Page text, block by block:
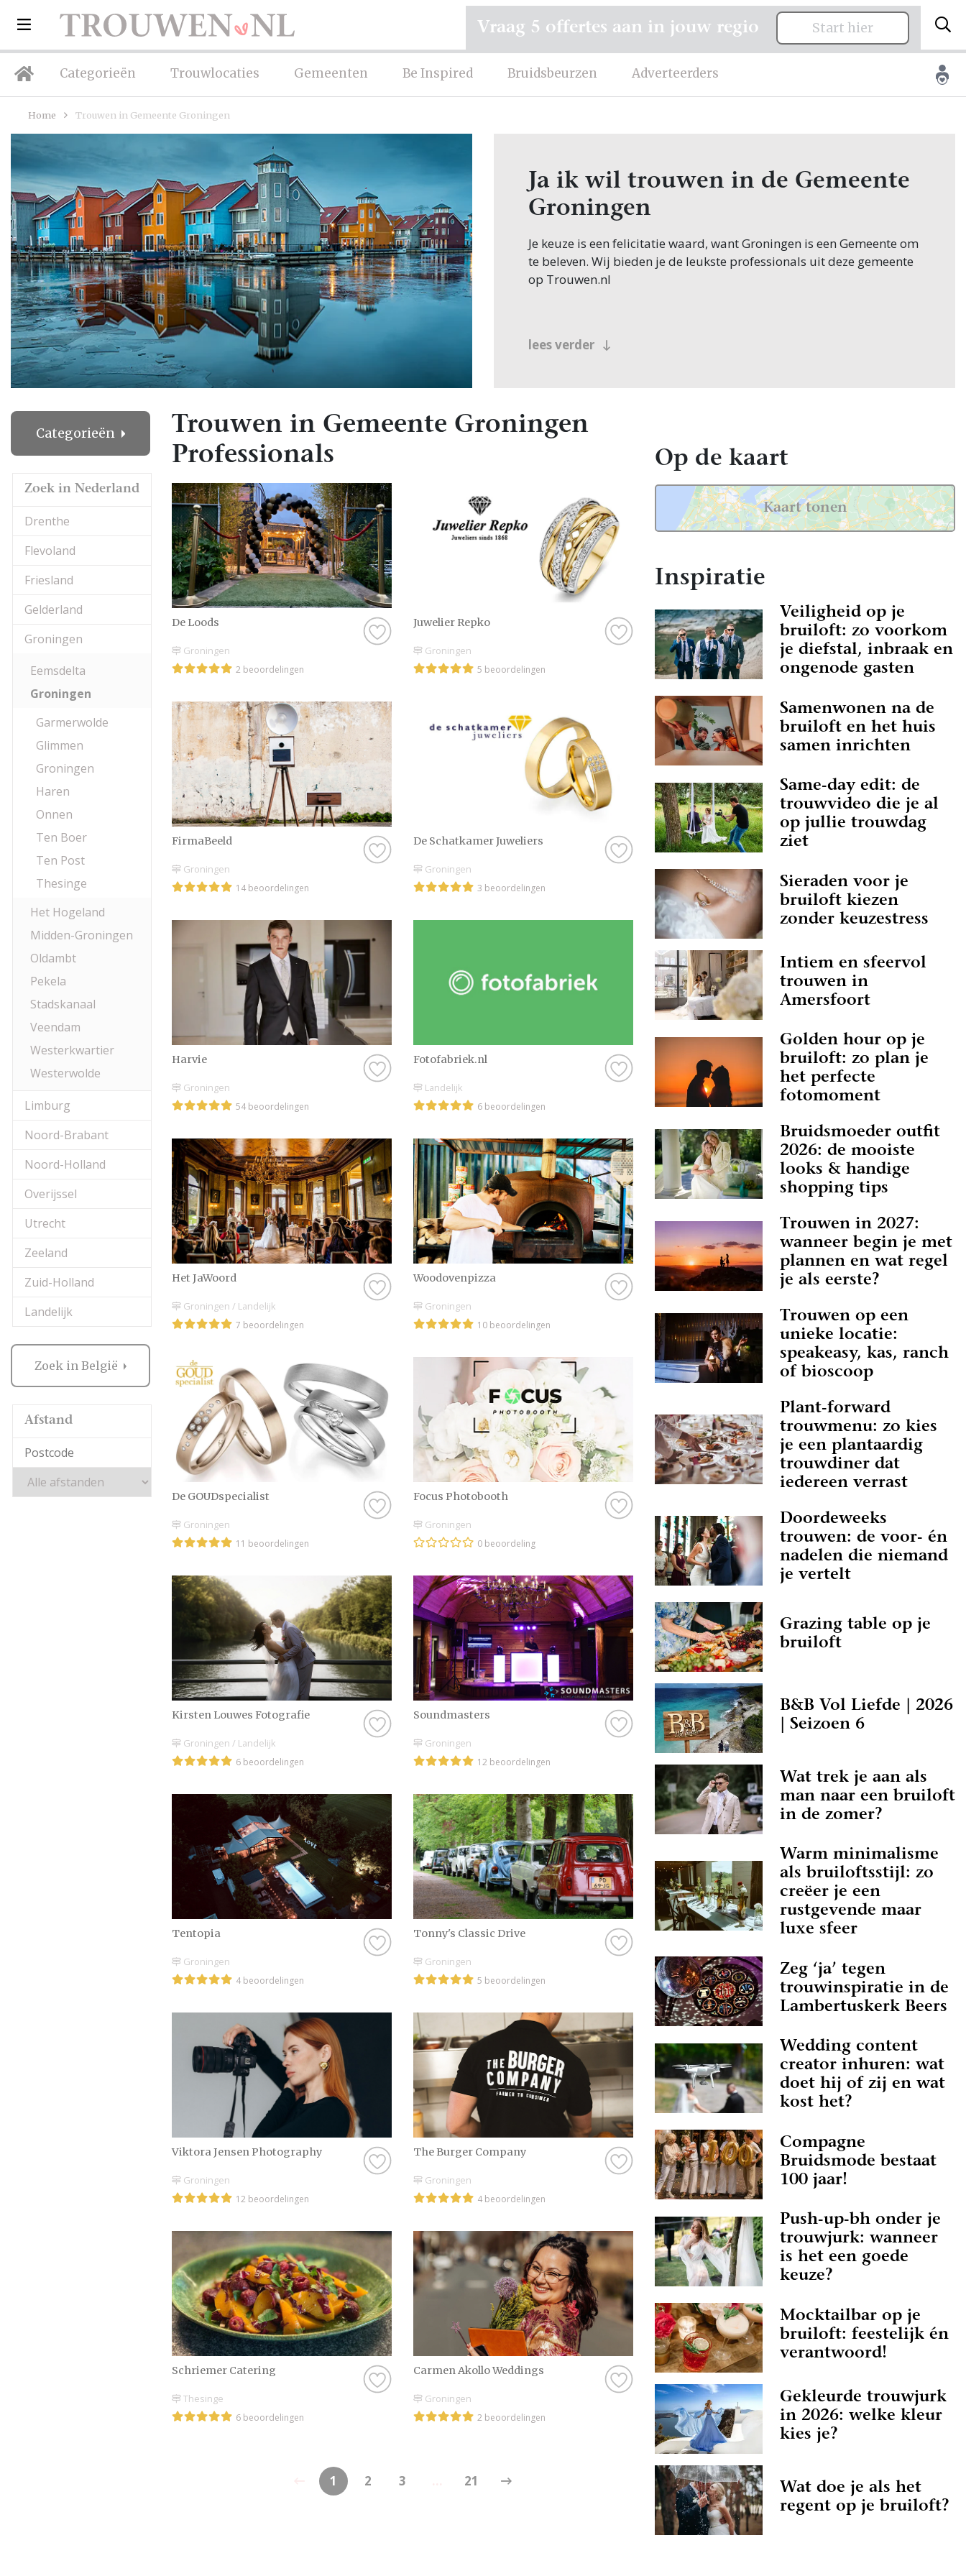
Categorieën Trouwlocaties Gemeenten Be Inspired Bruidsbeurzen Adverteerders
Vraag 5 offertes aan in jouw regio Start hier
Home Trouwen in Gemeente Groningen
Ja ik wil trouwen in de Gemeente
Groningen
Je keuze is een felicitatie waard, want Groningen is een Gemeente om
te beleven. Wij bieden je de leukste professionals uit deze gemeente
op Trouwen.nl
lees verder
Categorieën
Zoek in Nederland
Drenthe
Flevoland
Friesland
Gelderland
Groningen
Eemsdelta
Groningen
Garmerwolde
Glimmen
Groningen
Haren
Onnen
Ten Boer
Ten Post
Thesinge
Het Hogeland
Midden-Groningen
Oldambt
Pekela
Stadskanaal
Veendam
Westerkwartier
Westerwolde
Limburg
Noord-Brabant
Noord-Holland
Overijssel
Utrecht
Zeeland
Zuid-Holland
Landelijk
Zoek in België
Afstand
Trouwen in Gemeente Groningen
Professionals
De Loods
Groningen
2 beoordelingen
Juwelier Repko
Groningen
5 beoordelingen
FirmaBeeld
Groningen
14 beoordelingen
De Schatkamer Juweliers
Groningen
3 beoordelingen
Harvie
Groningen
54 beoordelingen
Fotofabriek.nl
Landelijk
6 beoordelingen
Het JaWoord
Groningen / Landelijk
7 beoordelingen
Woodovenpizza
Groningen
10 beoordelingen
De GOUDspecialist
Groningen
11 beoordelingen
Focus Photobooth
Groningen
0 beoordeling
Kirsten Louwes Fotografie
Groningen / Landelijk
6 beoordelingen
Soundmasters
Groningen
12 beoordelingen
Tentopia
Groningen
4 beoordelingen
Tonny's Classic Drive
Groningen
5 beoordelingen
Viktora Jensen Photography
Groningen
12 beoordelingen
The Burger Company
Groningen
4 beoordelingen
Schriemer Catering
Thesinge
6 beoordelingen
Carmen Akollo Weddings
Groningen
2 beoordelingen
1 2 3 21
Op de kaart
Kaart tonen
Inspiratie
Veiligheid op je
bruiloft: zo voorkom
je diefstal, inbraak en
ongenode gasten
Samenwonen na de
bruiloft en het huis
samen inrichten
Same-day edit: de
trouwvideo die je al
op jullie trouwdag
ziet
Sieraden voor je
bruiloft kiezen
zonder keuzestress
Intiem en sfeervol
trouwen in
Amersfoort
Golden hour op je
bruiloft: zo plan je
het perfecte
fotomoment
Bruidsmoeder outfit
2026: de mooiste
looks & handige
shopping tips
Trouwen in 2027:
wanneer begin je met
plannen en wat regel
je als eerste?
Trouwen op een
unieke locatie:
speakeasy, kas, ranch
of bioscoop
Plant-forward
trouwmenu: zo kies
je een plantaardig
trouwdiner dat
iedereen verrast
Doordeweeks
trouwen: de voor- én
nadelen die niemand
je vertelt
Grazing table op je
bruiloft
B&B Vol Liefde | 2026
| Seizoen 6
Wat trek je aan als
man naar een bruiloft
in de zomer?
Warm minimalisme
als bruiloftsstijl: zo
creëer je een
rustgevende maar
luxe sfeer
Zeg ‘ja’ tegen
trouwinspiratie in de
Lambertuskerk Beers
Wedding content
creator inhuren: wat
doet hij of zij en wat
kost het?
Compagne
Bruidsmode bestaat
100 jaar!
Push-up-bh onder je
trouwjurk: wanneer
is het een goede
keuze?
Mocktailbar op je
bruiloft: feestelijk én
verantwoord!
Gekleurde trouwjurk
in 2026: welke kleur
kies je?
Wat doe je als het
regent op je bruiloft?